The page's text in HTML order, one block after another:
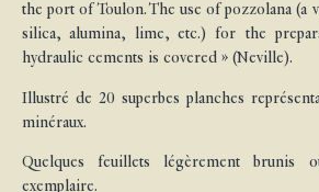
the port of Toulon. The use of pozzolana (a
silica, alumina, lime, etc.) for the
hydraulic cements is covered » (Neville).
Illustré de 20 superbes planches
minéraux.
Quelques feuillets légèrement brunis
exemplaire.